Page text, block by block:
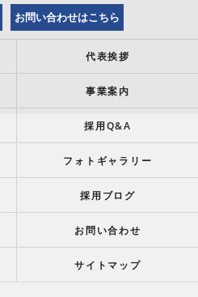
お問い合わせはこちら
代表挨拶
事業案内
採用Q&A
フォトギャラリー
採用ブログ
お問い合わせ
サイトマップ